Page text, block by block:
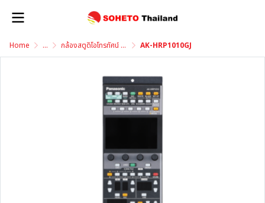
Home ... กล้องสตูดิโอโทรทัศน์ Studio Camera AK-HRP1010GJ